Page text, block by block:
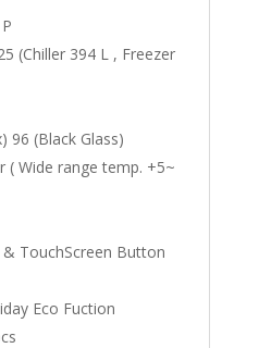
(Chiller 394 L , Freezer
96 (Black Glass)
( Wide range temp. +5~
& TouchScreen Button
Eco Fuction